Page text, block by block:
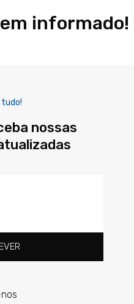
informado!
tudo!
nossas